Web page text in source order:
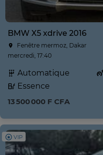
BMW X5 xdrive 2016
Fenêtre mermoz, Dakar
mercredi, 17:40
Automatique
Essence
13 500 000 F CFA
VIP